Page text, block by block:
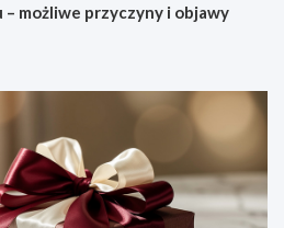
– możliwe przyczyny i objawy